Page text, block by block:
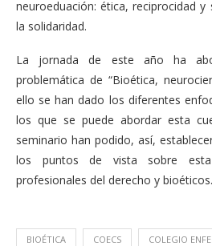
neuroeduación: ética, reciprocidad
la solidaridad.
La jornada de este año ha
problemática de “Bioética,
ello se han dado los diferentes
los que se puede abordar esta
seminario han podido, así,
los puntos de vista sobre
profesionales del derecho y bioéticos.
BIOÉTICA COECS COLEGIO